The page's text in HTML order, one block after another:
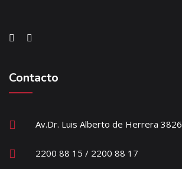
Contacto
Av.Dr. Luis Alberto de Herrera 3826
2200 88 15 / 2200 88 17